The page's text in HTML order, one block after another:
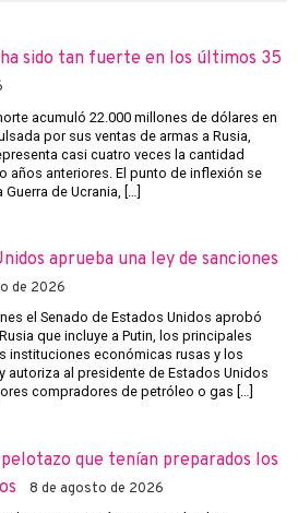
sido tan fuerte en los últimos 35
acumuló 22.000 millones de dólares en
por sus ventas de armas a Rusia,
casi cuatro veces la cantidad
años anteriores. El punto de inflexión se
de Ucrania, […]
aprueba una ley de sanciones
de 2026
el Senado de Estados Unidos aprobó
que incluye a Putin, los principales
instituciones económicas rusas y los
autoriza al presidente de Estados Unidos
compradores de petróleo o gas […]
que tenían preparados los
8 de agosto de 2026